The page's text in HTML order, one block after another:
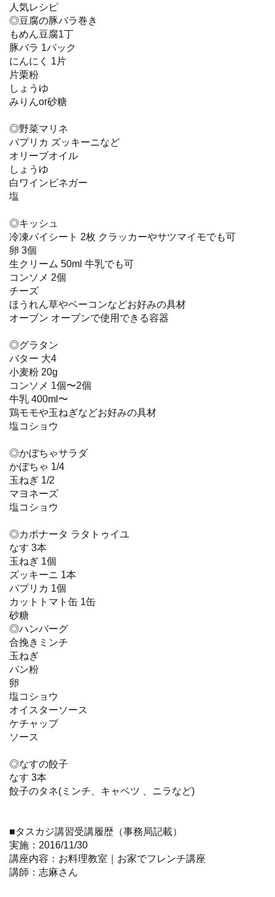
人気レシピ
◎豆腐の豚バラ巻き
もめん豆腐1丁
豚バラ 1パック
にんにく 1片
片栗粉
しょうゆ
みりんor砂糖
◎野菜マリネ
パプリカ ズッキーニなど
オリーブオイル
しょうゆ
白ワインビネガー
塩
◎キッシュ
冷凍パイシート 2枚 クラッカーやサツマイモでも可
卵 3個
生クリーム 50ml 牛乳でも可
コンソメ 2個
チーズ
ほうれん草やベーコンなどお好みの具材
オーブン オーブンで使用できる容器
◎グラタン
バター 大4
小麦粉 20g
コンソメ 1個〜2個
牛乳 400ml〜
鶏モモや玉ねぎなどお好みの具材
塩コショウ
◎かぼちゃサラダ
かぼちゃ 1/4
玉ねぎ 1/2
マヨネーズ
塩コショウ
◎カポナータ ラタトゥイユ
なす 3本
玉ねぎ 1個
ズッキーニ 1本
パプリカ 1個
カットトマト缶 1缶
砂糖
◎ハンバーグ
合挽きミンチ
玉ねぎ
パン粉
卵
塩コショウ
オイスターソース
ケチャップ
ソース
◎なすの餃子
なす 3本
餃子のタネ(ミンチ、キャベツ 、ニラなど)
■タスカジ講習受講履歴（事務局記載）
実施：2016/11/30
講座内容：お料理教室｜お家でフレンチ講座
講師：志麻さん